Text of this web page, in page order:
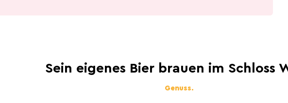
Sein eigenes Bier brauen im Schloss
Genuss.